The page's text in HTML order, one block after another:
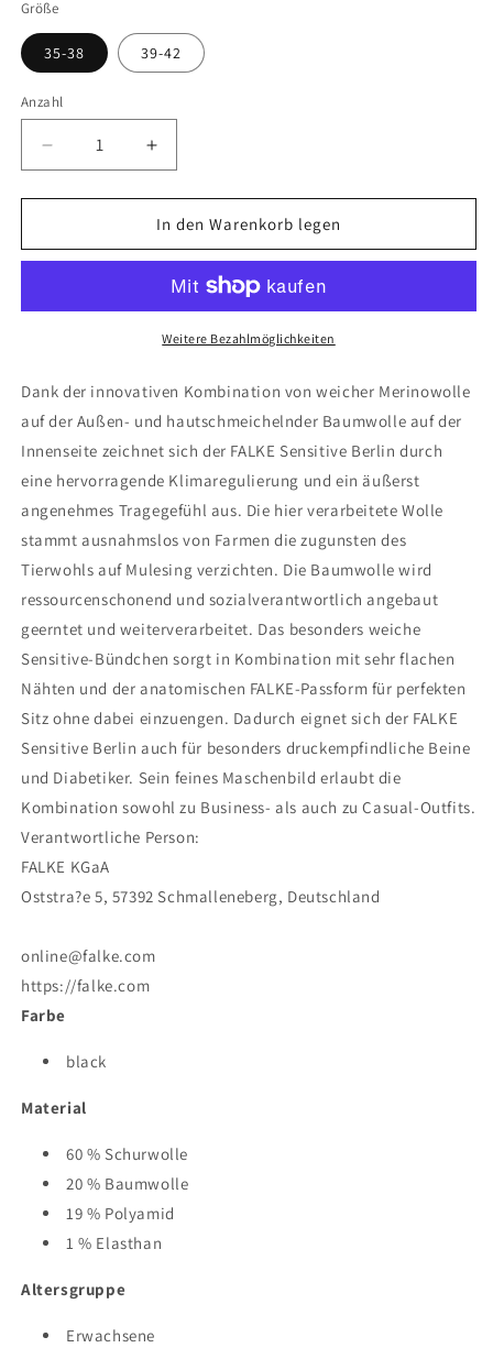
Größe
35-38 39-42
Anzahl
Verringere
die
Menge
FALKE
Damen
Erhöhe
die
Menge
für
FALKE
Sensitive
Berlin
Damen
In den Warenkorb legen
Weitere Bezahlmöglichkeiten
Dank der innovativen Kombination von weicher Merinowolle
auf der Außen- und hautschmeichelnder Baumwolle auf der
Innenseite zeichnet sich der FALKE Sensitive Berlin durch
eine hervorragende Klimaregulierung und ein äußerst
angenehmes Tragegefühl aus. Die hier verarbeitete Wolle
stammt ausnahmslos von Farmen die zugunsten des
Tierwohls auf Mulesing verzichten. Die Baumwolle wird
ressourcenschonend und sozialverantwortlich angebaut
geerntet und weiterverarbeitet. Das besonders weiche
Sensitive-Bündchen sorgt in Kombination mit sehr flachen
Nähten und der anatomischen FALKE-Passform für perfekten
Sitz ohne dabei einzuengen. Dadurch eignet sich der FALKE
Sensitive Berlin auch für besonders druckempfindliche Beine
und Diabetiker. Sein feines Maschenbild erlaubt die
Kombination sowohl zu Business- als auch zu Casual-Outfits.
Verantwortliche Person:
FALKE KGaA
Oststra?e 5, 57392 Schmalleneberg, Deutschland
online@falke.com
https://falke.com
Farbe
black
Material
60 % Schurwolle
20 % Baumwolle
19 % Polyamid
1 % Elasthan
Altersgruppe
Erwachsene